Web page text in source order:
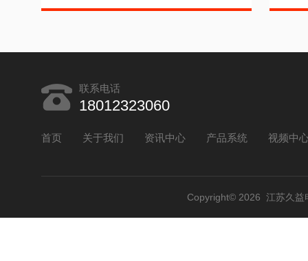
联系电话
18012323060
首页 关于我们 资讯中心 产品系统 视频中
Copyright© 2026 江苏久